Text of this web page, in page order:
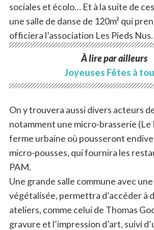
sociales et écolo… Et à la suite de
une salle de danse de 120m² qui
officiera l’association Les Pieds Nus.
À lire par ailleurs
Joyeuses Fêtes à
On y trouvera aussi divers acteurs
notamment une micro-brasserie (Le
ferme urbaine où pousseront
micro-pousses, qui fournira les
PAM.
Une grande salle commune avec
végétalisée, permettra d’accéder à
ateliers, comme celui de Thomas
gravure et l’impression d’art, suivi